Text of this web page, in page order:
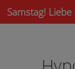
Liebe